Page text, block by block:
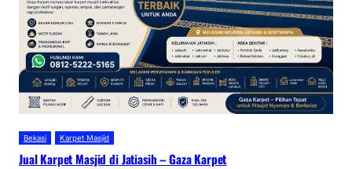
Bekasi Karpet Masjid
Jual Karpet Masjid di Jatiasih – Gaza Karpet